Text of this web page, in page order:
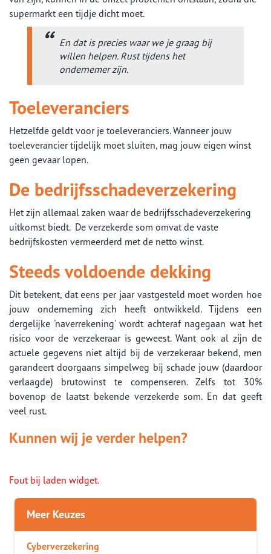
supermarkt een tijdje dicht moet.
En dat is precies waar we je graag bij
willen helpen. Rust tijdens het
ondernemer zijn.
Toeleveranciers
Hetzelfde geldt voor je toeleveranciers. Wanneer jouw
toeleverancier tijdelijk moet sluiten, mag jouw eigen winst
geen gevaar lopen.
De bedrijfsschadeverzekering
Het zijn allemaal zaken waar de bedrijfsschadeverzekering
uitkomst biedt. De verzekerde som omvat de vaste
bedrijfskosten vermeerderd met de netto winst.
Steeds voldoende dekking
Dit betekent, dat eens per jaar vastgesteld moet worden hoe
jouw onderneming zich heeft ontwikkeld. Tijdens een
dergelijke 'naverrekening' wordt achteraf nagegaan wat het
risico voor de verzekeraar is geweest. Want ook al zijn de
actuele gegevens niet altijd bij de verzekeraar bekend, men
garandeert doorgaans simpelweg bij schade jouw (daardoor
verlaagde) brutowinst te compenseren. Zelfs tot 30%
bovenop de laatst bekende verzekerde som. En dat geeft
veel rust.
Kunnen wij je verder helpen?
Fout bij laden widget.
Meer Keuzes
Cyberverzekering